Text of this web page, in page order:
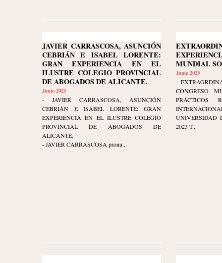
JAVIER CARRASCOSA, ASUNCIÓN
CEBRIÁN E ISABEL LORENTE:
GRAN EXPERIENCIA EN EL
ILUSTRE COLEGIO PROVINCIAL
DE ABOGADOS DE ALICANTE.
Junio 2023
- JAVIER CARRASCOSA, ASUNCIÓN
CEBRIÁN E ISABEL LORENTE: GRAN
EXPERIENCIA EN EL ILUSTRE COLEGIO
PROVINCIAL DE ABOGADOS DE
ALICANTE.
- JAVIER CARRASCOSA pronu...
MUNDIAL
Junio 2023
-
CONGRESO
PRÁCTICOS
UNIVERSIDAD
2023 T...